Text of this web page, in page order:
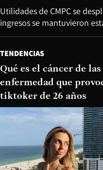
Utilidades de CMPC se
ingresos se mantuvieron
TENDENCIAS
Qué es el cáncer de
enfermedad que
tiktoker de 26 años